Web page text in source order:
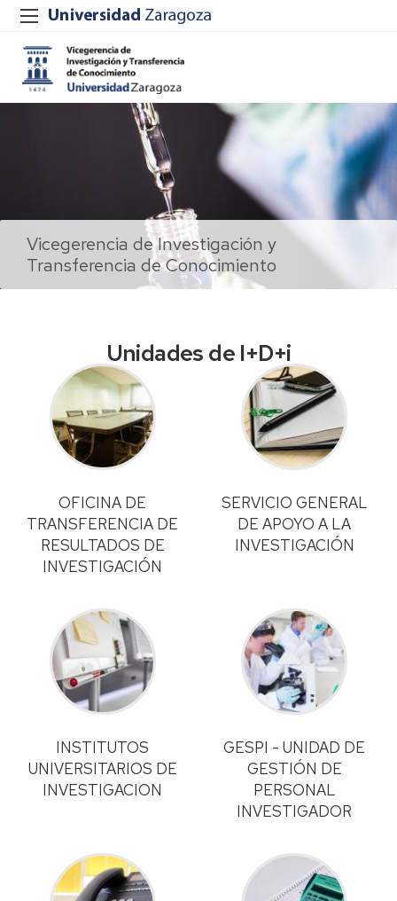
Vicegerencia de Investigación y
Transferencia de Conocimiento
Unidades de I+D+i
OFICINA DE
TRANSFERENCIA DE
RESULTADOS DE
INVESTIGACIÓN
SERVICIO GENERAL
DE APOYO A LA
INVESTIGACIÓN
INSTITUTOS
UNIVERSITARIOS DE
INVESTIGACION
GESPI - UNIDAD DE
GESTIÓN DE
PERSONAL
INVESTIGADOR